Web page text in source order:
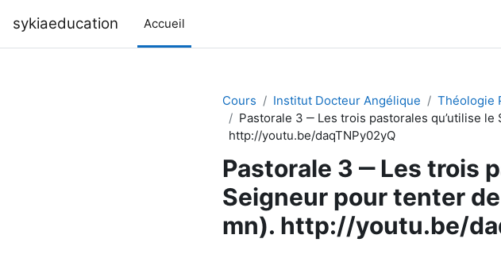
sykiaeducation Accueil
Cours Institut Docteur Angélique
Théologie
Pastorale 3 ‒ Les trois pastorales qu’utilise
http://youtu.be/daqTNPy02yQ
Pastorale 3 ‒ Les trois
Seigneur pour tenter
mn). http://youtu.be/